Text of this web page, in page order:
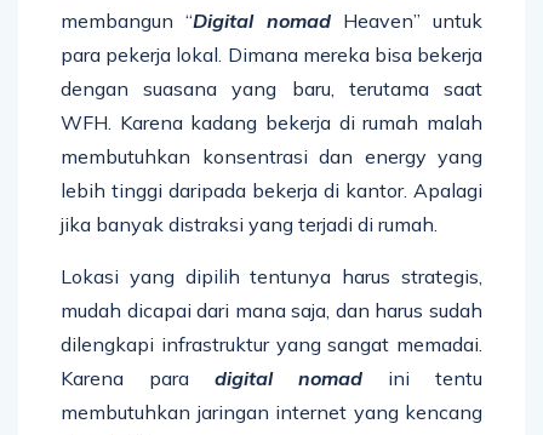
membangun “Digital nomadHeaven” untuk
para pekerja lokal. Dimana mereka bisa bekerja
dengan suasana yang baru, terutama saat
WFH. Karena kadang bekerja di rumah malah
membutuhkan konsentrasi dan energy yang
lebih tinggi daripada bekerja di kantor. Apalagi
jika banyak distraksi yang terjadi di rumah.
Lokasi yang dipilih tentunya harus strategis,
mudah dicapai dari mana saja, dan harus sudah
dilengkapi infrastruktur yang sangat memadai.
Karena para digital nomad ini tentu
membutuhkan jaringan internet yang kencang